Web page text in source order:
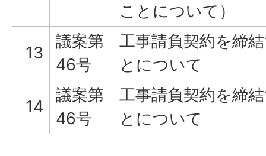
ことについて）
13
議案第
46号
工事請負契約を締
とについて
14
議案第
46号
工事請負契約を締
とについて